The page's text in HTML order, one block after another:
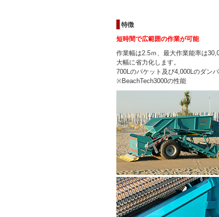
特徴
短時間で広範囲の作業が可能
作業幅は2.5ｍ、最大作業能率は
大幅に省力化します。
700Lのバケット及び4,000Lのダン
※BeachTech3000の性能